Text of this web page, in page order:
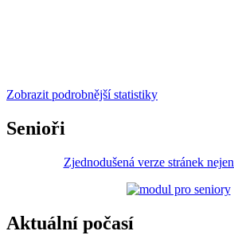
Zobrazit podrobnější statistiky
Senioři
Zjednodušená verze stránek
Aktuální počasí